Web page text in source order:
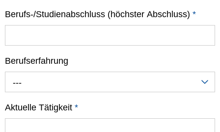
Berufs-/Studienabschluss (höchster Abschluss) *
Berufserfahrung
---
Aktuelle Tätigkeit *